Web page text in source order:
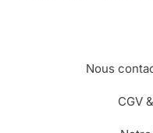
Nous
CGV